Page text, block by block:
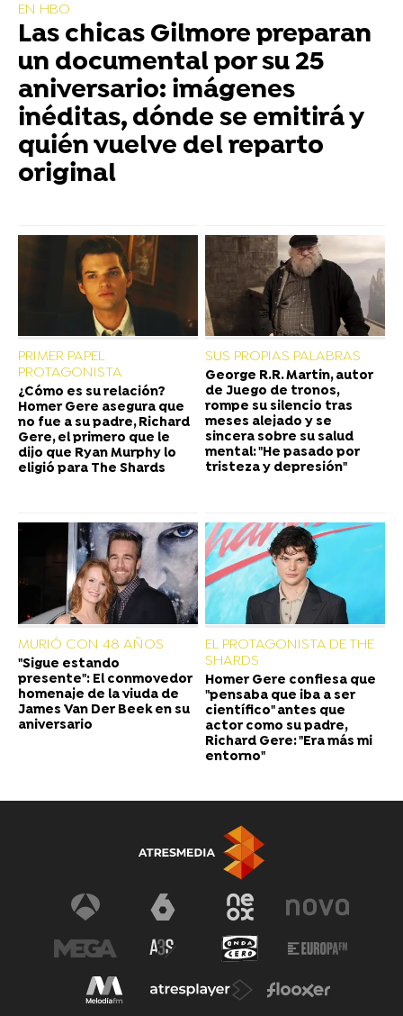
EN HBO
Las chicas Gilmore preparan
un documental por su 25
aniversario: imágenes
inéditas, dónde se emitirá y
quién vuelve del reparto
original
PRIMER PAPEL
PROTAGONISTA
¿Cómo es su relación?
Homer Gere asegura que
no fue a su padre, Richard
Gere, el primero que le
dijo que Ryan Murphy lo
eligió para The Shards
SUS PROPIAS PALABRAS
George R.R. Martin, autor
de Juego de tronos,
rompe su silencio tras
meses alejado y se
sincera sobre su salud
mental: "He pasado por
tristeza y depresión"
MURIÓ CON 48 AÑOS
"Sigue estando
presente": El conmovedor
homenaje de la viuda de
James Van Der Beek en su
aniversario
EL PROTAGONISTA DE THE
SHARDS
Homer Gere confiesa que
"pensaba que iba a ser
científico" antes que
actor como su padre,
Richard Gere: "Era más mi
entorno"